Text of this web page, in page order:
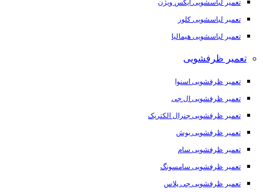
تعمیر لباسشویی ایکس ویژن
تعمیر لباسشویی کلور
تعمیر لباسشویی هیمالیا
تعمیر ظرفشویی
تعمیر ظرفشویی اسنوا
تعمیر ظرفشویی ال جی
تعمیر ظرفشویی جنرال الکتریک
تعمیر ظرفشویی بوش
تعمیر ظرفشویی سام
تعمیر ظرفشویی سامسونگ
تعمیر ظرفشویی جی پلاس